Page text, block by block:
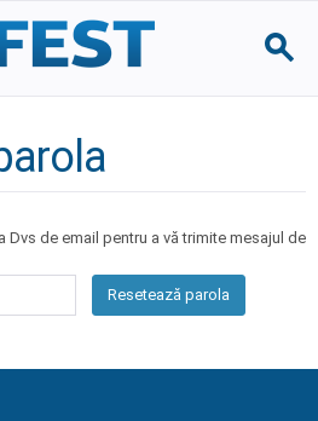
Dvs de email pentru a vă trimite mesajul de
Resetează parola